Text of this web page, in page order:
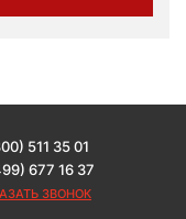
511 35 01
677 16 37
ЗВОНОК